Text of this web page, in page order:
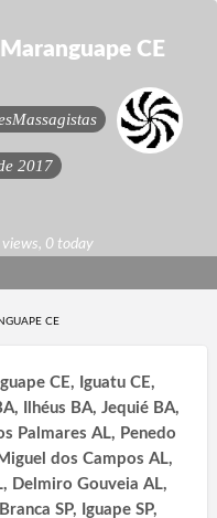
CE
2017
0 today
CE
CE, Iguatu CE,
Ilhéus BA, Jequié BA,
Palmares AL, Penedo
dos Campos AL,
Delmiro Gouveia AL,
SP, Iguape SP,